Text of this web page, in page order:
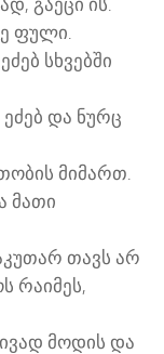
ფული.
სხვებში
და ნურც
მიმართ.
მათი
თავს არ
რაიმეს,
მოდის და